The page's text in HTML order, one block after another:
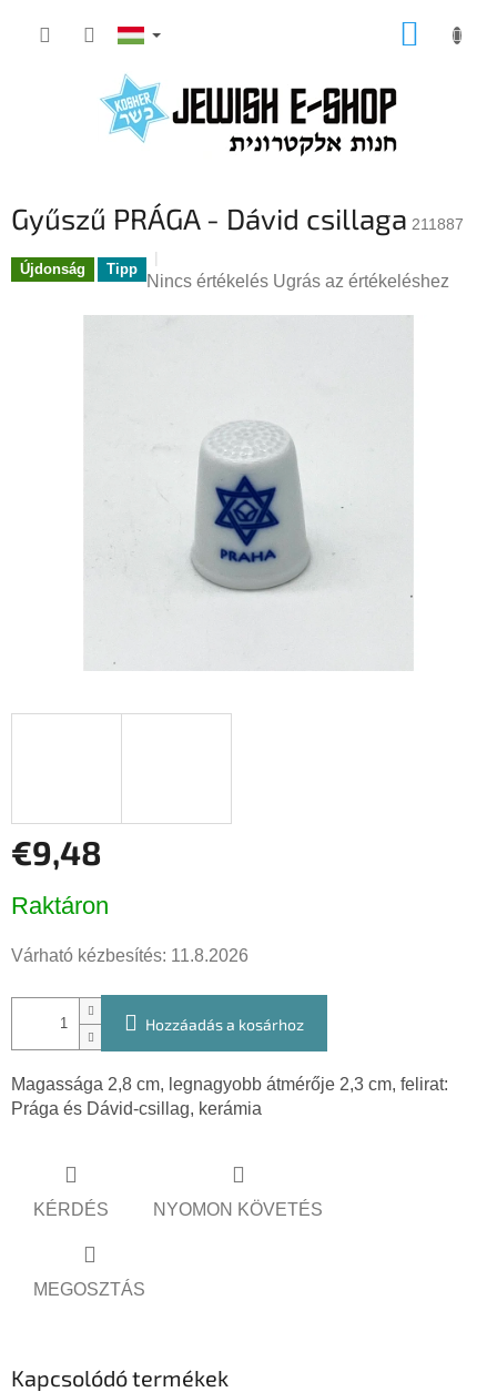
KOSÁR
Gyűszű PRÁGA - Dávid csillaga 211887
Újdonság Tipp
A
csillag.
Nincs értékelés Ugrás az értékeléshez
€9,48
Raktáron
Várható kézbesítés: 11.8.2026
Hozzáadás a kosárhoz
Magassága 2,8 cm, legnagyobb átmérője 2,3 cm, felirat:
Prága és Dávid-csillag, kerámia
KÉRDÉS NYOMON KÖVETÉS
MEGOSZTÁS
Kapcsolódó termékek